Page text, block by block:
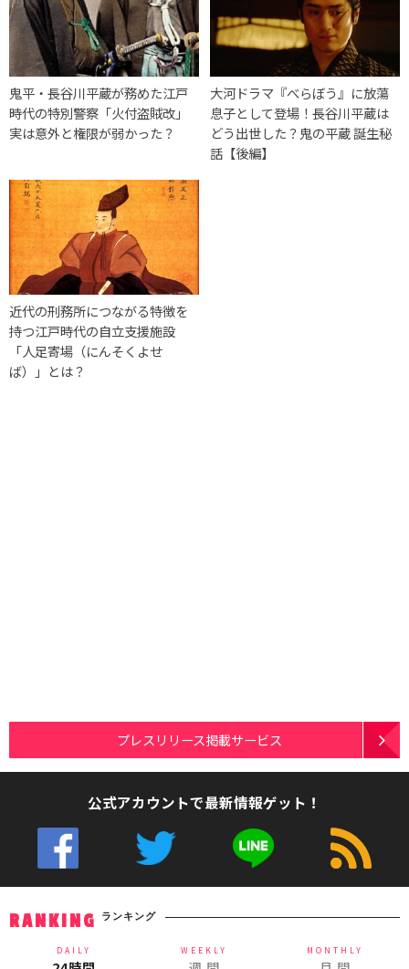
鬼平・長谷川平蔵が務めた江戸
時代の特別警察「火付盗賊改」
実は意外と権限が弱かった？
大河ドラマ『べらぼう』に放蕩
息子として登場！長谷川平蔵は
どう出世した？鬼の平蔵 誕生秘
話【後編】
近代の刑務所につながる特徴を
持つ江戸時代の自立支援施設
「人足寄場（にんそくよせ
ば）」とは？
プレスリリース掲載サービス
公式アカウントで最新情報ゲット！
RANKING ランキング
DAILY WEEKLY MONTHLY